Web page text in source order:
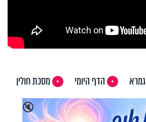
גמרא הדף היומי
מסכת חולין
🔇